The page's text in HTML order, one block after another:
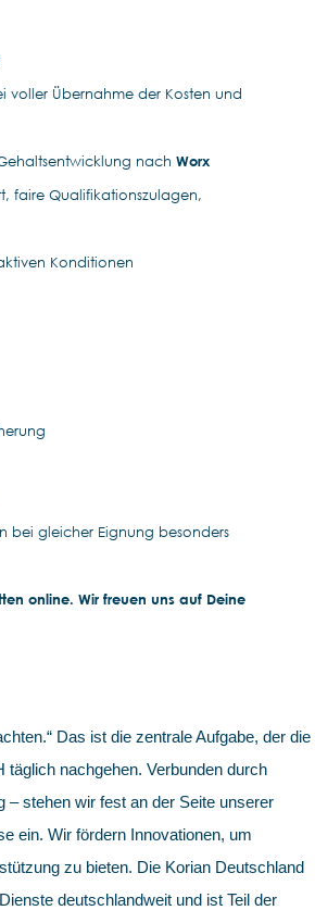
voller Übernahme der Kosten und
nach Worx
faire Qualifikationszulagen,
Konditionen
bei gleicher Eignung besonders
online. Wir freuen uns auf Deine
Das ist die zentrale Aufgabe, der die
täglich nachgehen. Verbunden durch
– stehen wir fest an der Seite unserer
ein. Wir fördern Innovationen, um
zu bieten. Die Korian Deutschland
deutschlandweit und ist Teil der